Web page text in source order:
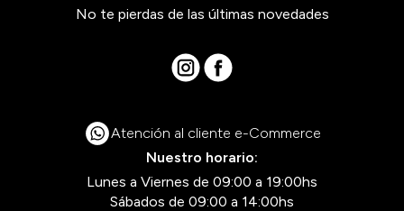
No te pierdas de las últimas novedades
Atención al cliente e-Commerce
Nuestro horario:
Lunes a Viernes de 09:00 a 19:00hs
Sábados de 09:00 a 14:00hs